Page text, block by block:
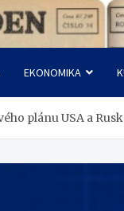
EKONOMIKA
plánu USA a